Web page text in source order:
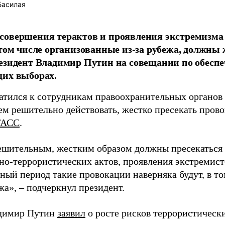
терактов и проявления
числе организованные из-за рубежа, должны
Владимир Путин на совещании по
выборах.
к сотрудникам правоохранительных
решительно действовать, жестко пресекать
.
жестким образом должны
террористических актов, проявления
период такие провокации наверняка будут, в
– подчеркнул президент.
Путин заявил о росте рисков